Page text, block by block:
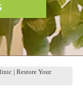
| Restore Your